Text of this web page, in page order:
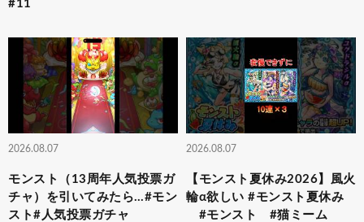
#11
2026.08.07
モンスト（13周年人気投票ガ
チャ）を引いてみたら…#モン
スト#人気投票ガチャ
2026.08.07
【モンスト夏休み2026】風火
輪α欲しい #モンスト夏休み
#モンスト #猫ミーム